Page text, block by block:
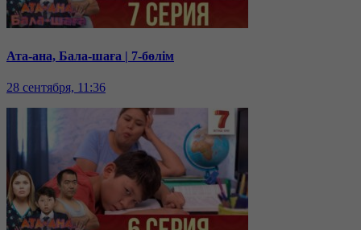
Ата-ана, Бала-шаға | 7-бөлім
28 сентября, 11:36